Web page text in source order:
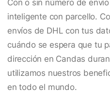
Con o sin número de
inteligente con parcello.
envíos de DHL con tus
cuándo se espera que tu
dirección en Candas
utilizamos nuestros
en todo el mundo.